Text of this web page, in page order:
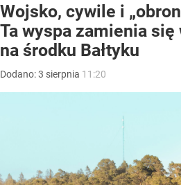
Wojsko, cywile i
Ta wyspa zamienia
na środku Bałtyku
Dodano:3 sierpnia 11:20